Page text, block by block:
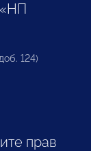
124)
прав